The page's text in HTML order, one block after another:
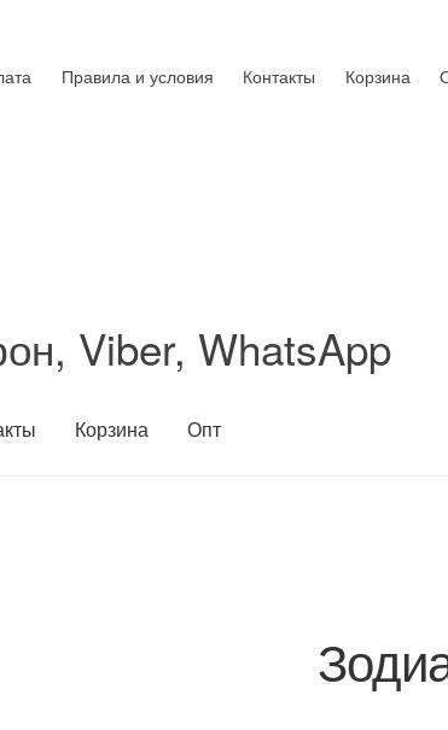
Правила и условия Контакты Корзина
Viber, WhatsApp
Корзина Опт